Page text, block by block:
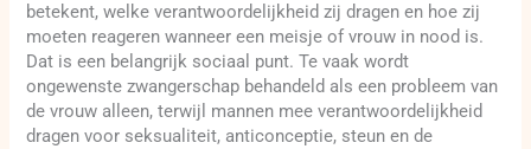
betekent, welke verantwoordelijkheid zij dragen en hoe zij
moeten reageren wanneer een meisje of vrouw in nood is.
Dat is een belangrijk sociaal punt. Te vaak wordt
ongewenste zwangerschap behandeld als een probleem van
de vrouw alleen, terwijl mannen mee verantwoordelijkheid
dragen voor seksualiteit, anticonceptie, steun en de